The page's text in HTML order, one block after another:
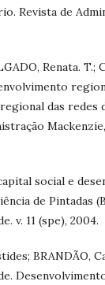
Revista de
Renata. T.;
das redes
Mackenzie,
social e
de Pintadas
v. 11 (spe), 2004.
BRANDÃO,